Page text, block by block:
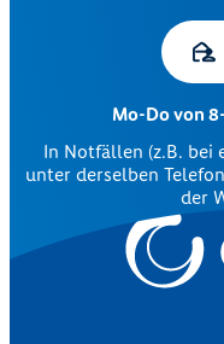
Mo-Do von
In Notfällen (z.B. bei
unter derselben
der